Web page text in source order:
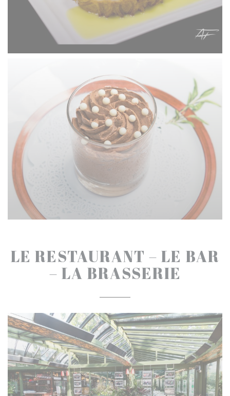
LE RESTAURANT – LE BAR
– LA BRASSERIE